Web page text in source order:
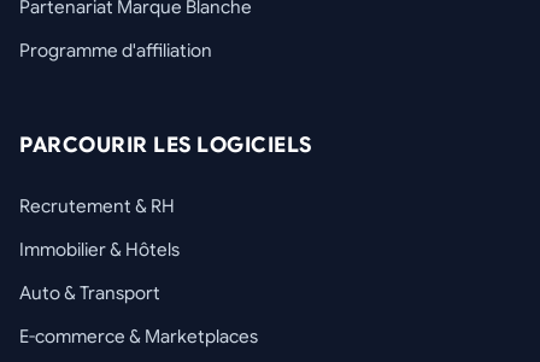
Partenariat Marque Blanche
Programme d'affiliation
PARCOURIR LES LOGICIELS
Recrutement & RH
Immobilier & Hôtels
Auto & Transport
E-commerce & Marketplaces